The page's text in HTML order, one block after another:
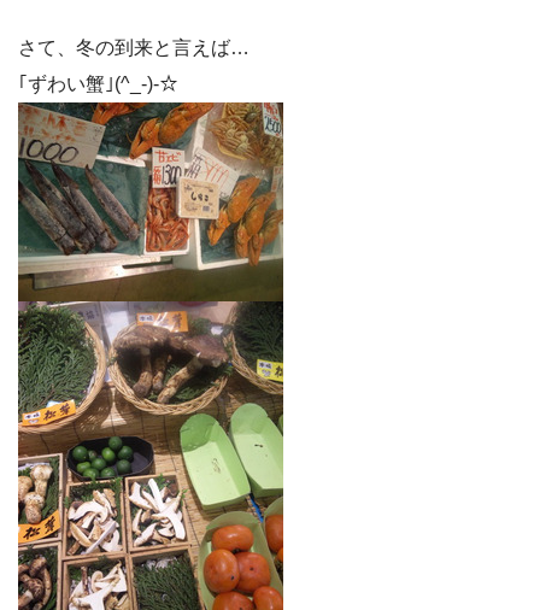
さて、冬の到来と言えば…
｢ずわい蟹｣(^_-)-☆